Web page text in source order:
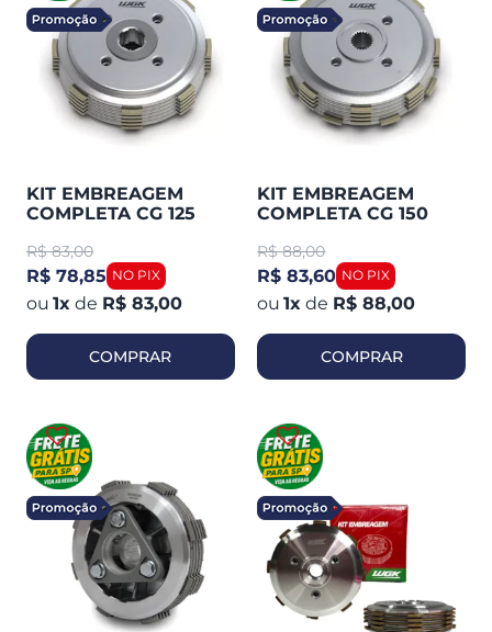
KIT EMBREAGEM
COMPLETA CG 125
/ BROS (WGK)
10116071
R$ 83,00
R$ 78,85
1x de R$ 83,00
COMPRAR
KIT EMBREAGEM
COMPLETA CG 150
125 A PARTIR 09
(WGK) 10116061
R$ 88,00
R$ 83,60
1x de R$ 88,00
COMPRAR